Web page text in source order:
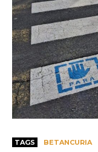
TAGS BETANCURIA